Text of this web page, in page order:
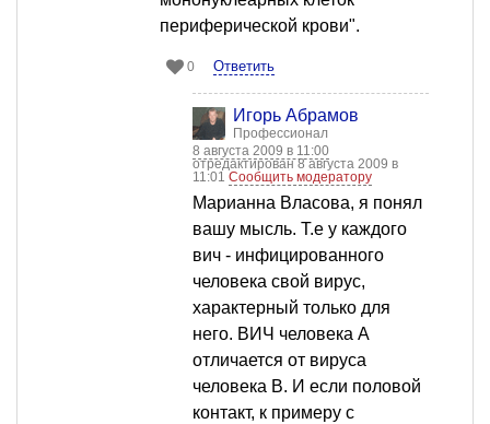
периферической крови".
0 Ответить
Игорь Абрамов
Профессионал
8 августа 2009 в 11:00
отредактирован 8 августа 2009 в
11:01 Сообщить модератору
Марианна Власова, я понял
вашу мысль. Т.е у каждого
вич - инфицированного
человека свой вирус,
характерный только для
него. ВИЧ человека А
отличается от вируса
человека В. И если половой
контакт, к примеру с